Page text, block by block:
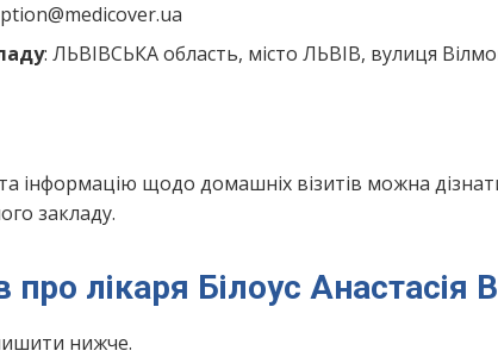
: ЛЬВІВСЬКА область, місто ЛЬВІВ, вулиця
інформацію щодо домашніх візитів можна
закладу.
про лікаря Білоус Анастасія
нижче.